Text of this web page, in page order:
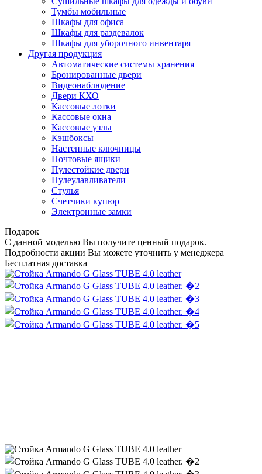
Тумбы мобильные
Шкафы для офиса
Шкафы для раздевалок
Шкафы для уборочного инвентаря
Другая продукция
Автоматические системы хранения
Бронированные двери
Видеонаблюдение
Двери КХО
Кассовые лотки
Кассовые окна
Кассовые узлы
Кэшбоксы
Настенные ключницы
Почтовые ящики
Пулестойкие двери
Пулеулавливатели
Стулья
Счетчики купюр
Электронные замки
Подарок
С данной моделью Вы получите ценный подарок.
Подробности акции Вы можете уточнить у менеджера
Бесплатная доставка